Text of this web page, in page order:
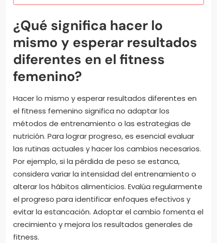
¿Qué significa hacer lo
mismo y esperar resultados
diferentes en el fitness
femenino?
Hacer lo mismo y esperar resultados diferentes en
el fitness femenino significa no adaptar los
métodos de entrenamiento o las estrategias de
nutrición. Para lograr progreso, es esencial evaluar
las rutinas actuales y hacer los cambios necesarios.
Por ejemplo, si la pérdida de peso se estanca,
considera variar la intensidad del entrenamiento o
alterar los hábitos alimenticios. Evalúa regularmente
el progreso para identificar enfoques efectivos y
evitar la estancación. Adoptar el cambio fomenta el
crecimiento y mejora los resultados generales de
fitness.